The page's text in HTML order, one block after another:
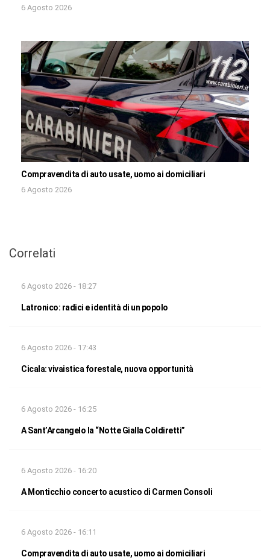
6 Agosto 2026
Compravendita di auto usate, uomo ai domiciliari
6 Agosto 2026
Correlati
6 Agosto 2026 - 18:27
Latronico: radici e identità di un popolo
6 Agosto 2026 - 17:43
Cicala: vivaistica forestale, nuova opportunità
6 Agosto 2026 - 16:25
A Sant’Arcangelo la “Notte Gialla Coldiretti”
6 Agosto 2026 - 16:20
A Monticchio concerto acustico di Carmen Consoli
6 Agosto 2026 - 16:11
Compravendita di auto usate, uomo ai domiciliari